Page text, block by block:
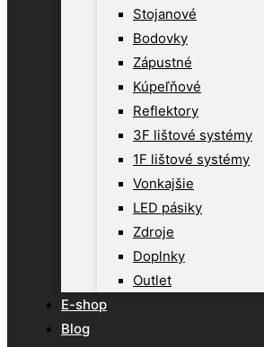
Stojanové
Bodovky
Zápustné
Kúpeľňové
Reflektory
3F lištové systémy
1F lištové systémy
Vonkajšie
LED pásiky
Zdroje
Doplnky
Outlet
E-shop
Blog